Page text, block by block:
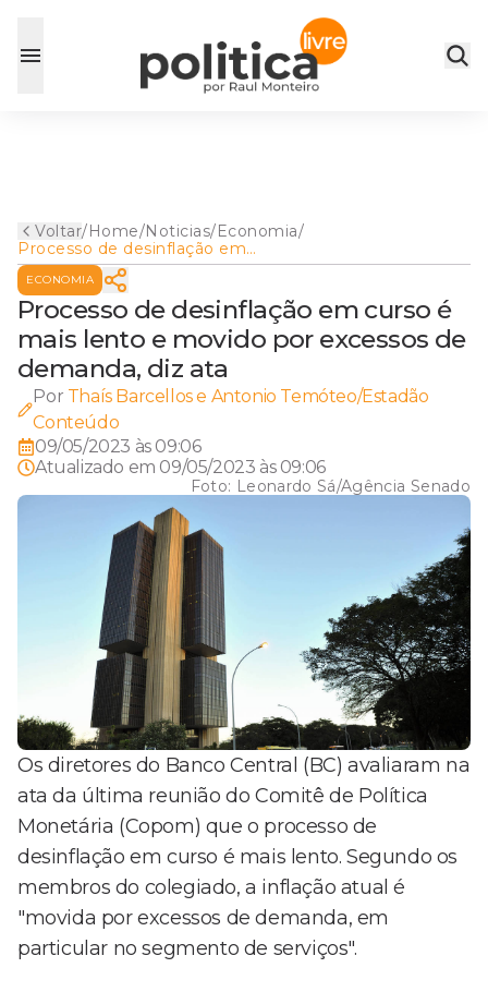
Voltar/Home/Noticias/Economia/
Processo de desinflação em
curso é mais lento e movido
por excessos de demanda,
diz ata
ECONOMIA
Processo de desinflação em curso é
mais lento e movido por excessos de
demanda, diz ata
Por Thaís Barcellos e Antonio Temóteo/Estadão
Conteúdo
09/05/2023 às 09:06
Atualizado em 09/05/2023 às 09:06
Foto: Leonardo Sá/Agência Senado
Os diretores do Banco Central (BC) avaliaram na
ata da última reunião do Comitê de Política
Monetária (Copom) que o processo de
desinflação em curso é mais lento. Segundo os
membros do colegiado, a inflação atual é
"movida por excessos de demanda, em
particular no segmento de serviços".